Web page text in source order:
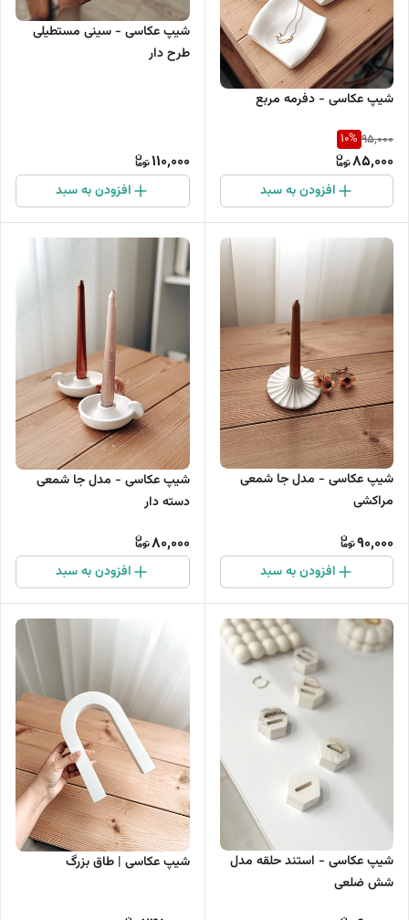
شیپ عکاسی - دفرمه مربع
95,000
10%
85,000
افزودن به سبد
شیپ عکاسی - سینی مستطیلی
طرح دار
110,000
افزودن به سبد
شیپ عکاسی - مدل جا شمعی
مراکشی
90,000
افزودن به سبد
شیپ عکاسی - مدل جا شمعی
دسته دار
80,000
افزودن به سبد
شیپ عکاسی - استند حلقه مدل
شش ضلعی
شیپ عکاسی | طاق بزرگ